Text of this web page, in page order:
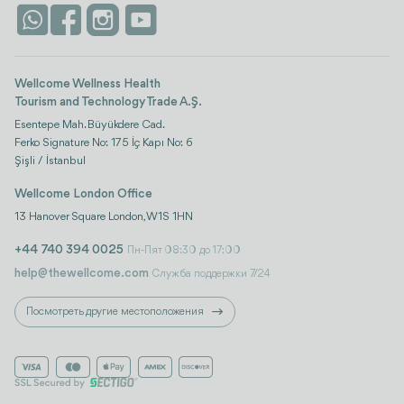
Контакты
Достопримечательности
Отзывы
Istanbul
Wellcome Wellness Health
Tourism and Technology Trade A.Ş.
Esentepe Mah. Büyükdere Cad.
Ferko Signature No: 175 İç Kapı No: 6
Şişli / İstanbul
Wellcome London Office
13 Hanover Square London, W1S 1HN
+44 740 394 0025 Пн-Пят 08:30 до 17:00
help@thewellcome.com Служба поддержки 7/24
Посмотреть другие местоположения